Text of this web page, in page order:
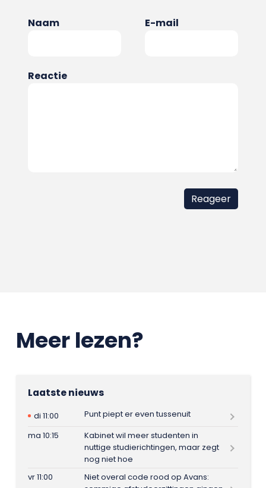
Naam E-mail
Reactie
Meer lezen?
Laatste nieuws
di 11:00
Punt piept er even tussenuit
ma 10:15
Kabinet wil meer studenten in
nuttige studierichtingen, maar zegt
nog niet hoe
vr 11:00
Niet overal code rood op Avans: